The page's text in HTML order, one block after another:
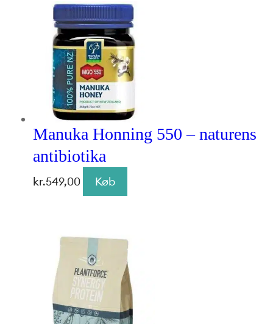
Manuka Honning 550 – naturens
antibiotika
kr.549,00 Køb